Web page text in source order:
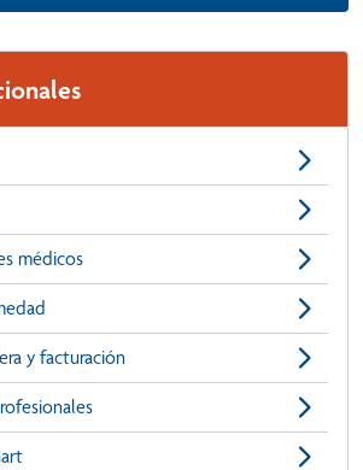
médicos
y facturación